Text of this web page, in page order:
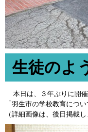
生徒のよ
本日は、３年ぶりに開催
「羽生市の学校教育につ
（詳細画像は、後日掲載し